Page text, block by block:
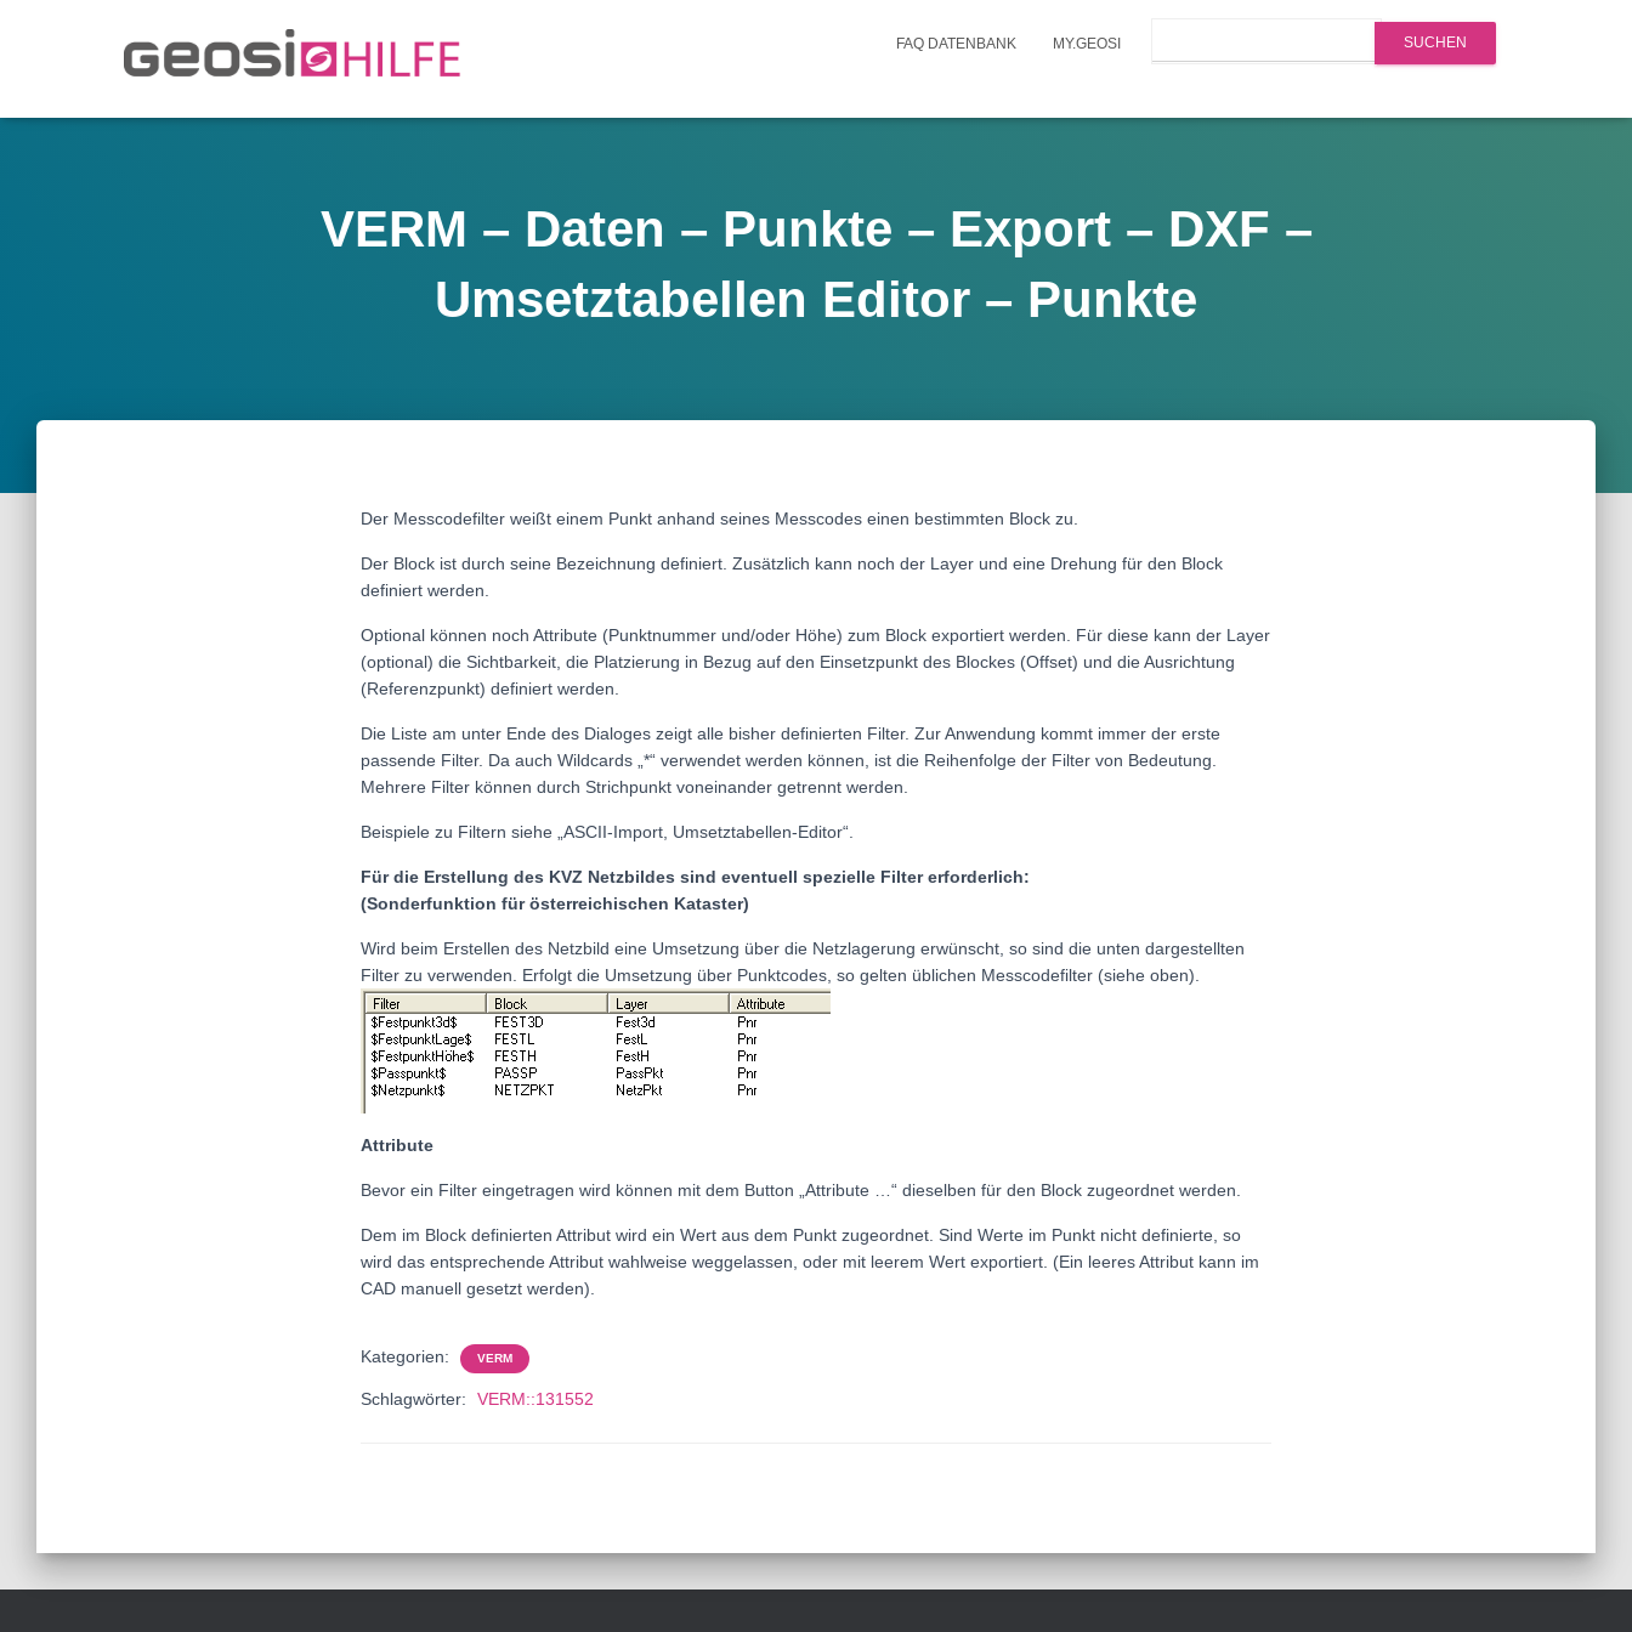
FAQ DATENBANK MY.GEOSI
VERM – Daten – Punkte – Export – DXF –
Umsetztabellen Editor – Punkte
Der Messcodefilter weißt einem Punkt anhand seines Messcodes einen bestimmten Block zu.
Der Block ist durch seine Bezeichnung definiert. Zusätzlich kann noch der Layer und eine Drehung für den Block
definiert werden.
Optional können noch Attribute (Punktnummer und/oder Höhe) zum Block exportiert werden. Für diese kann der Layer
(optional) die Sichtbarkeit, die Platzierung in Bezug auf den Einsetzpunkt des Blockes (Offset) und die Ausrichtung
(Referenzpunkt) definiert werden.
Die Liste am unter Ende des Dialoges zeigt alle bisher definierten Filter. Zur Anwendung kommt immer der erste
passende Filter. Da auch Wildcards „*“ verwendet werden können, ist die Reihenfolge der Filter von Bedeutung.
Mehrere Filter können durch Strichpunkt voneinander getrennt werden.
Beispiele zu Filtern siehe „ASCII-Import, Umsetztabellen-Editor“.
Für die Erstellung des KVZ Netzbildes sind eventuell spezielle Filter erforderlich:
(Sonderfunktion für österreichischen Kataster)
Wird beim Erstellen des Netzbild eine Umsetzung über die Netzlagerung erwünscht, so sind die unten dargestellten
Filter zu verwenden. Erfolgt die Umsetzung über Punktcodes, so gelten üblichen Messcodefilter (siehe oben).
Attribute
Bevor ein Filter eingetragen wird können mit dem Button „Attribute …“ dieselben für den Block zugeordnet werden.
Dem im Block definierten Attribut wird ein Wert aus dem Punkt zugeordnet. Sind Werte im Punkt nicht definierte, so
wird das entsprechende Attribut wahlweise weggelassen, oder mit leerem Wert exportiert. (Ein leeres Attribut kann im
CAD manuell gesetzt werden).
Kategorien: VERM
Schlagwörter: VERM::131552